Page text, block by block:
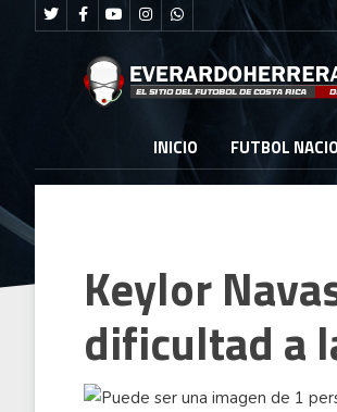
INICIO FUTBOL
Keylor
dificultad a